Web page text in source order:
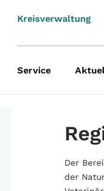
Kreisverwaltung
Service
Der
der